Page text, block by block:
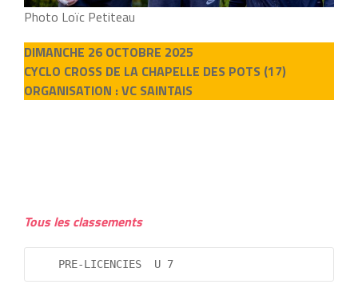
Photo Loïc Petiteau
DIMANCHE 26 OCTOBRE 2025
CYCLO CROSS DE LA CHAPELLE DES POTS (17)
ORGANISATION : VC SAINTAIS
Tous les classements
    PRE-LICENCIES  U 7